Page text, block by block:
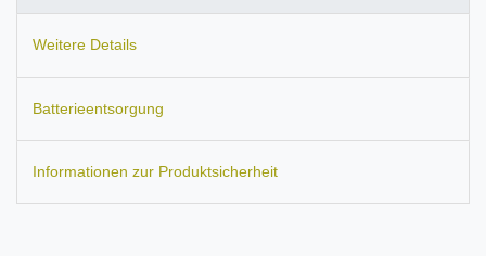
Weitere Details
Batterieentsorgung
Informationen zur Produktsicherheit